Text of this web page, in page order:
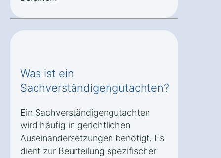
Was ist ein
Sachverständigengutachten?
Ein Sachverständigengutachten
wird häufig in gerichtlichen
Auseinandersetzungen benötigt. Es
dient zur Beurteilung spezifischer